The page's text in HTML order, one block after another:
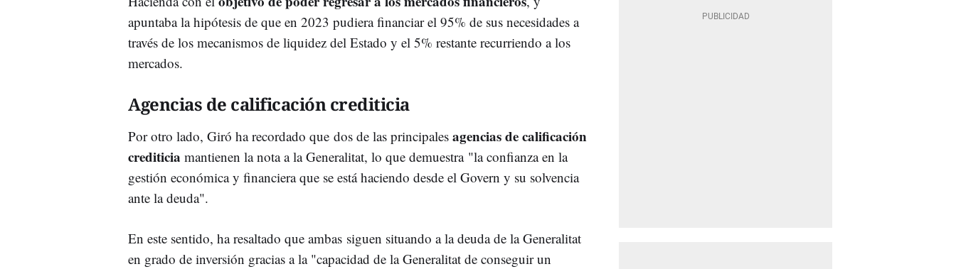
apuntaba la hipótesis de que en 2023 pudiera financiar el 95% de sus necesidades a
través de los mecanismos de liquidez del Estado y el 5% restante recurriendo a los
mercados.
Agencias de calificación crediticia
Por otro lado, Giró ha recordado que dos de las principales agencias de calificación
crediticia mantienen la nota a la Generalitat, lo que demuestra "la confianza en la
gestión económica y financiera que se está haciendo desde el Govern y su solvencia
ante la deuda".
En este sentido, ha resaltado que ambas siguen situando a la deuda de la Generalitat
en grado de inversión gracias a la "capacidad de la Generalitat de conseguir un